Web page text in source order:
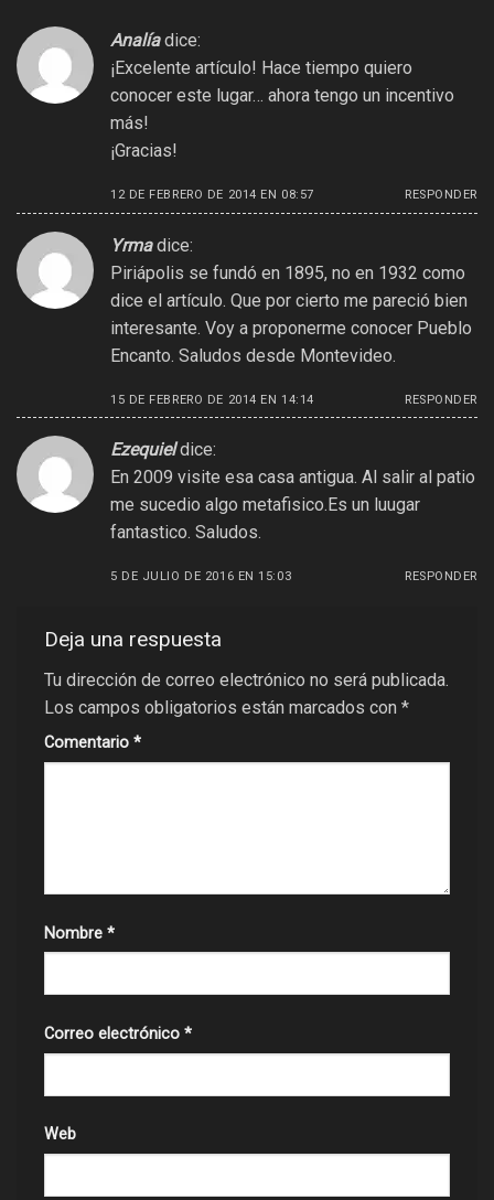
Analía dice:
¡Excelente artículo! Hace tiempo quiero
conocer este lugar… ahora tengo un incentivo
más!
¡Gracias!
12 DE FEBRERO DE 2014 EN 08:57 RESPONDER
Yrma dice:
Piriápolis se fundó en 1895, no en 1932 como
dice el artículo. Que por cierto me pareció bien
interesante. Voy a proponerme conocer Pueblo
Encanto. Saludos desde Montevideo.
15 DE FEBRERO DE 2014 EN 14:14 RESPONDER
Ezequiel dice:
En 2009 visite esa casa antigua. Al salir al patio
me sucedio algo metafisico.Es un luugar
fantastico. Saludos.
5 DE JULIO DE 2016 EN 15:03 RESPONDER
Deja una respuesta
Tu dirección de correo electrónico no será publicada.
Los campos obligatorios están marcados con *
Comentario *
Nombre *
Correo electrónico *
Web